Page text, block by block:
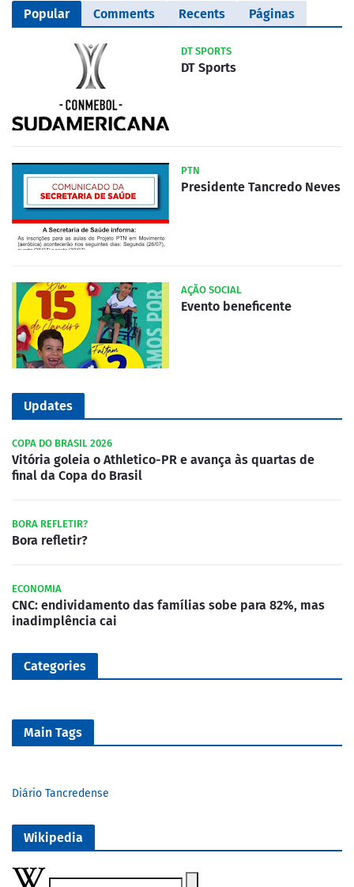
Popular Comments Recents Páginas
DT SPORTS
DT Sports
PTN
Presidente Tancredo Neves
AÇÃO SOCIAL
Evento beneficente
Updates
COPA DO BRASIL 2026
Vitória goleia o Athletico-PR e avança às quartas de
final da Copa do Brasil
BORA REFLETIR?
Bora refletir?
ECONOMIA
CNC: endividamento das famílias sobe para 82%, mas
inadimplência cai
Categories
Main Tags
Diário Tancredense
Wikipedia